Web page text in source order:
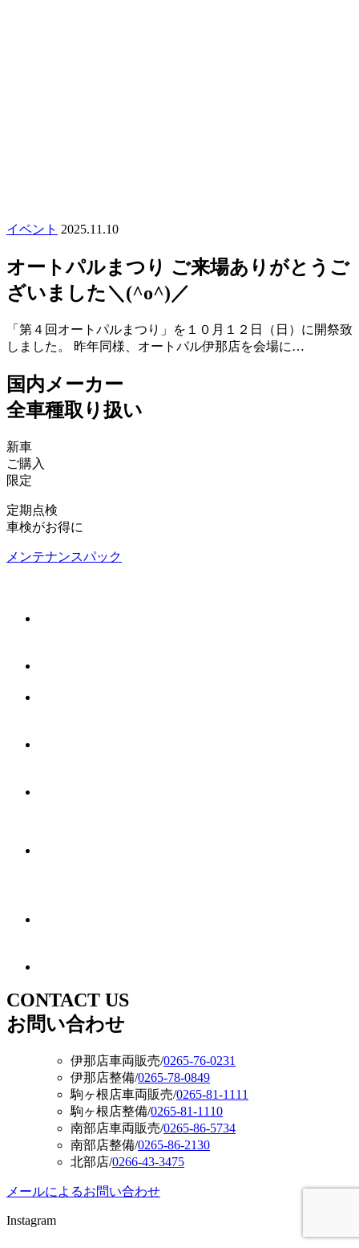
イベント 2025.11.10
オートパルまつり ご来場ありがとうご
ざいました＼(^o^)／
「第４回オートパルまつり」を１０月１２日（日）に開祭致
しました。 昨年同様、オートパル伊那店を会場に…
国内メーカー
全車種取り扱い
新車
ご購入
限定
定期点検
車検がお得に
メンテナンスパック
CONTACT US
お問い合わせ
伊那店車両販売/0265-76-0231
伊那店整備/0265-78-0849
駒ヶ根店車両販売/0265-81-1111
駒ヶ根店整備/0265-81-1110
南部店車両販売/0265-86-5734
南部店整備/0265-86-2130
北部店/0266-43-3475
メールによるお問い合わせ
Instagram